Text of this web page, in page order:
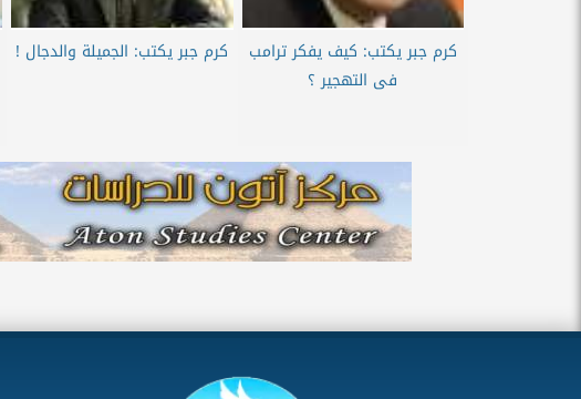
كرم جبر يكتب: كيف يفكر ترامب
فى التهجير ؟
كرم جبر يكتب: الجميلة والدجال !